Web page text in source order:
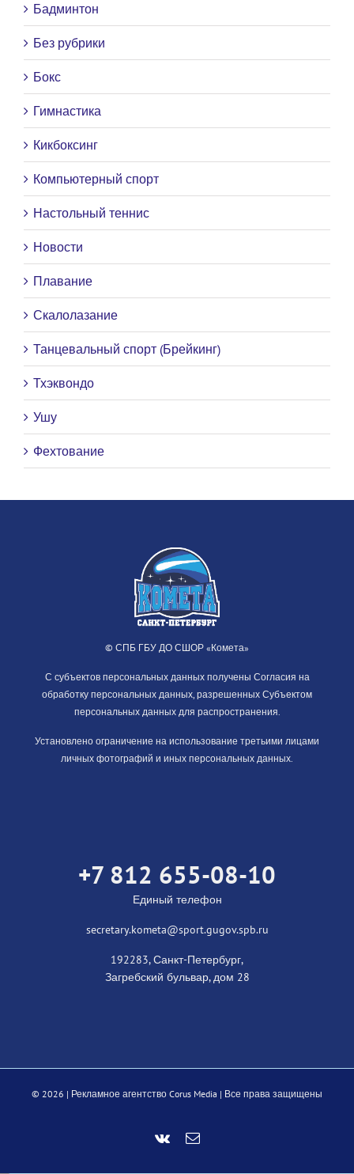
Бадминтон
Без рубрики
Бокс
Гимнастика
Кикбоксинг
Компьютерный спорт
Настольный теннис
Новости
Плавание
Скалолазание
Танцевальный спорт (Брейкинг)
Тхэквондо
Ушу
Фехтование
© СПБ ГБУ ДО СШОР «Комета»
С субъектов персональных данных получены Согласия на
обработку персональных данных, разрешенных Субъектом
персональных данных для распространения.
Установлено ограничение на использование третьими лицами
личных фотографий и иных персональных данных.
+7 812 655-08-10
Единый телефон
secretary.kometa@sport.gugov.spb.ru
192283, Санкт-Петербург,
Загребский бульвар, дом 28
© 2026 | Рекламное агентство Corus Media | Все права защищены
Vk Email